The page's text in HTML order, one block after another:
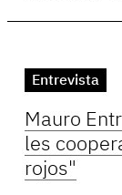
Entrevista
Mauro
les
rojos"